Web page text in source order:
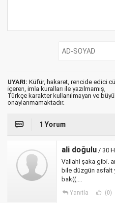
UYARI: Küfür, hakaret, rencide edici
içeren, imla kuralları ile yazılmamış,
Türkçe karakter kullanılmayan ve
onaylanmamaktadır.
1 Yorum
ali doğulu / 30
Vallahi şaka gibi.
bile düzgün asfalt
bak((....
Yanıtla (0)